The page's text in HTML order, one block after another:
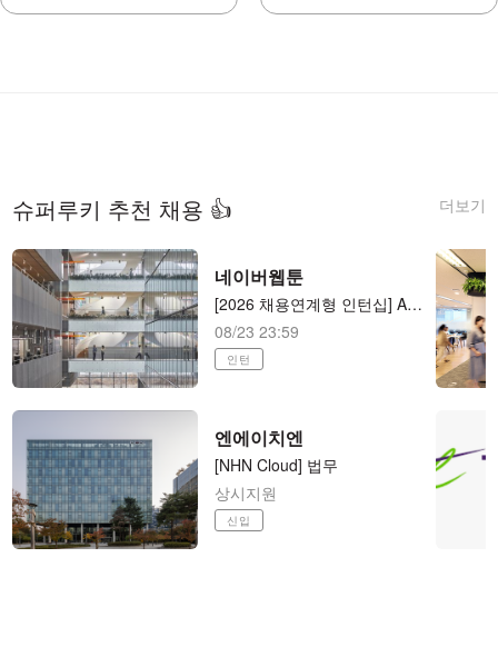
더보기
슈퍼루키 추천 채용 👍
네이버웹툰
[2026 채용연계형 인턴십] AI 애니메이션 제작 (AI animator) AI 애니메이션 제작
08/23 23:59
인턴
엔에이치엔
[NHN Cloud] 법무
상시지원
신입